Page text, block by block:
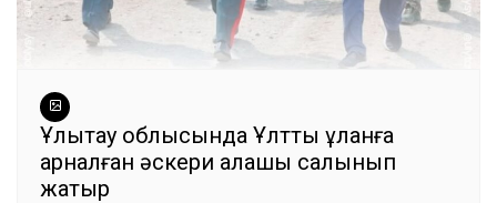
Ұлытау облысында Ұлттық ұланға
арналған әскери қалашық салынып
жатыр